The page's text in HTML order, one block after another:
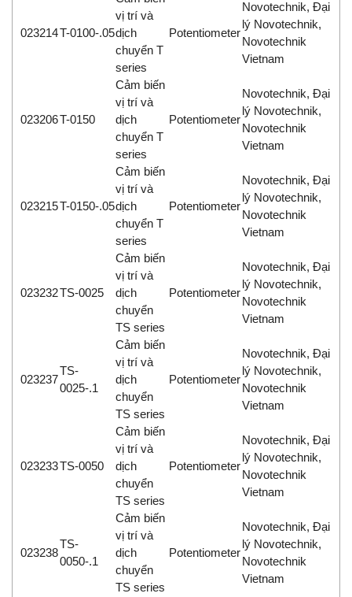
023214T-0100-.05
vị trí và
dịch
chuyển T
series
Potentiometer
Novotechnik, Đại
lý Novotechnik,
Novotechnik
Vietnam
023206T-0150
Cảm biến
vị trí và
dịch
chuyển T
series
Potentiometer
Novotechnik, Đại
lý Novotechnik,
Novotechnik
Vietnam
023215T-0150-.05
Cảm biến
vị trí và
dịch
chuyển T
series
Potentiometer
Novotechnik, Đại
lý Novotechnik,
Novotechnik
Vietnam
023232TS-0025
Cảm biến
vị trí và
dịch
chuyển
TS series
Potentiometer
Novotechnik, Đại
lý Novotechnik,
Novotechnik
Vietnam
023237
TS-
0025-.1
Cảm biến
vị trí và
dịch
chuyển
TS series
Potentiometer
Novotechnik, Đại
lý Novotechnik,
Novotechnik
Vietnam
023233TS-0050
Cảm biến
vị trí và
dịch
chuyển
TS series
Potentiometer
Novotechnik, Đại
lý Novotechnik,
Novotechnik
Vietnam
023238
TS-
0050-.1
Cảm biến
vị trí và
dịch
chuyển
TS series
Potentiometer
Novotechnik, Đại
lý Novotechnik,
Novotechnik
Vietnam